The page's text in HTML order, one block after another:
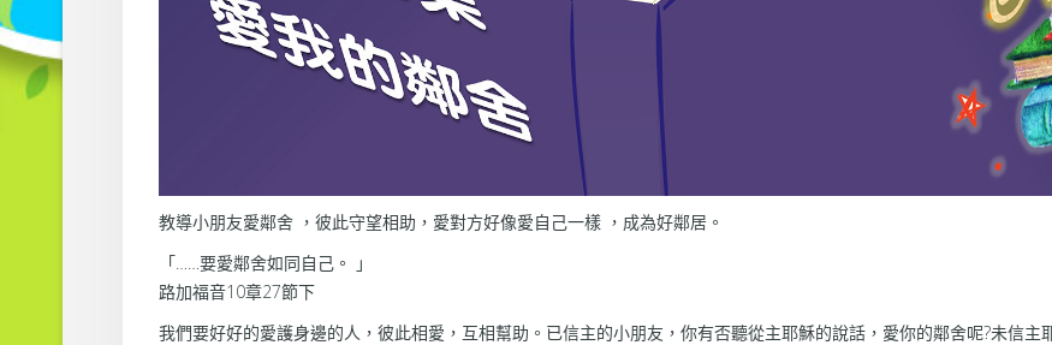
教導小朋友愛鄰舍 ，彼此守望相助，愛對方好像愛自己一樣 ，成為好鄰居。
「……要愛鄰舍如同自己。 」
路加福音10章27節下
我們要好好的愛護身邊的人，彼此相愛，互相幫助。已信主的小朋友，你有否聽從主耶穌的說話，愛你的鄰舍呢?未信主